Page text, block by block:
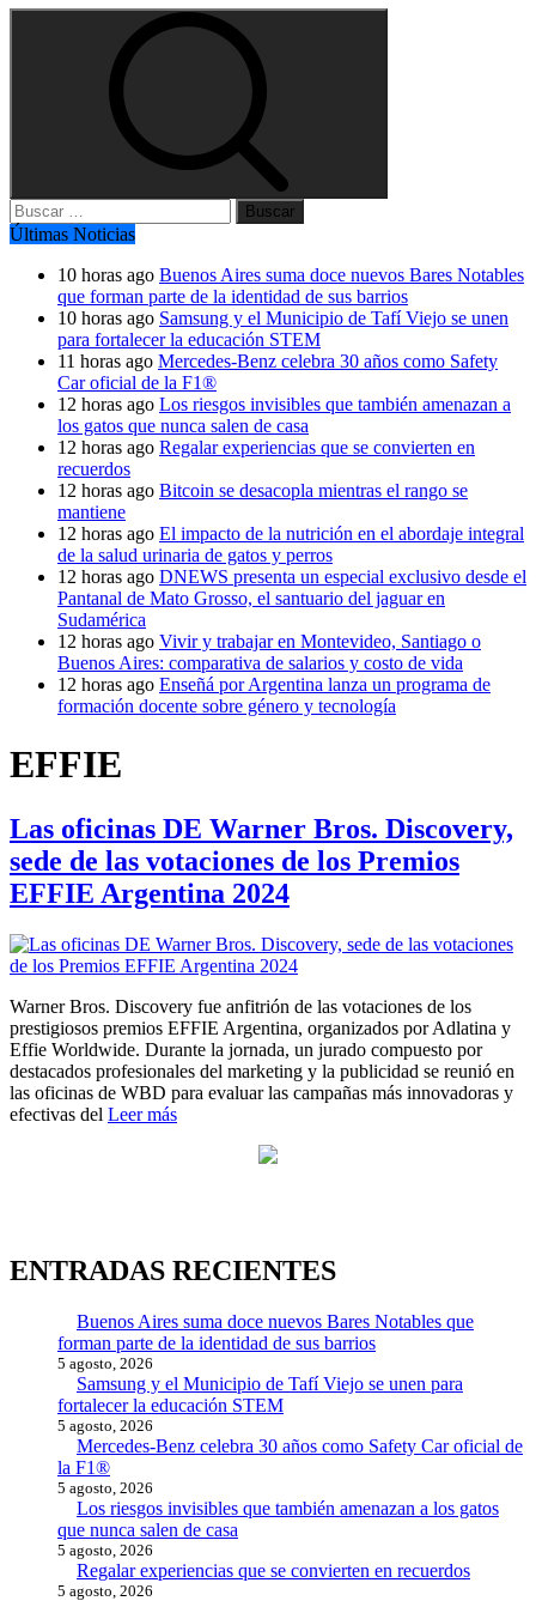
Buscar:
Últimas Noticias
10 horas ago Buenos Aires suma doce nuevos Bares Notables
que forman parte de la identidad de sus barrios
10 horas ago Samsung y el Municipio de Tafí Viejo se unen
para fortalecer la educación STEM
11 horas ago Mercedes-Benz celebra 30 años como Safety
Car oficial de la F1®
12 horas ago Los riesgos invisibles que también amenazan a
los gatos que nunca salen de casa
12 horas ago Regalar experiencias que se convierten en
recuerdos
12 horas ago Bitcoin se desacopla mientras el rango se
mantiene
12 horas ago El impacto de la nutrición en el abordaje integral
de la salud urinaria de gatos y perros
12 horas ago DNEWS presenta un especial exclusivo desde el
Pantanal de Mato Grosso, el santuario del jaguar en
Sudamérica
12 horas ago Vivir y trabajar en Montevideo, Santiago o
Buenos Aires: comparativa de salarios y costo de vida
12 horas ago Enseñá por Argentina lanza un programa de
formación docente sobre género y tecnología
EFFIE
Las oficinas DE Warner Bros. Discovery,
sede de las votaciones de los Premios
EFFIE Argentina 2024
Warner Bros. Discovery fue anfitrión de las votaciones de los
prestigiosos premios EFFIE Argentina, organizados por Adlatina y
Effie Worldwide. Durante la jornada, un jurado compuesto por
destacados profesionales del marketing y la publicidad se reunió en
las oficinas de WBD para evaluar las campañas más innovadoras y
efectivas del Leer más
ENTRADAS RECIENTES
Buenos Aires suma doce nuevos Bares Notables que
forman parte de la identidad de sus barrios
5 agosto, 2026
Samsung y el Municipio de Tafí Viejo se unen para
fortalecer la educación STEM
5 agosto, 2026
Mercedes-Benz celebra 30 años como Safety Car oficial de
la F1®
5 agosto, 2026
Los riesgos invisibles que también amenazan a los gatos
que nunca salen de casa
5 agosto, 2026
Regalar experiencias que se convierten en recuerdos
5 agosto, 2026